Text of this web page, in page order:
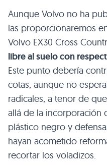
Aunque Volvo no ha
las proporcionaremos
Volvo EX30 Cross
libre al suelo con
Este punto debería
cotas, aunque no
radicales, a tenor de
allá de la incorporación
plástico negro y
hayan acometido
recortar los voladizos.